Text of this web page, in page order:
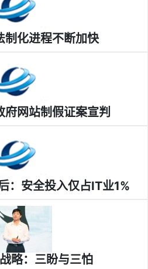
制化进程不断加快
府网站制假证案宣判
：安全投入仅占IT业1%
略：三盼与三怕